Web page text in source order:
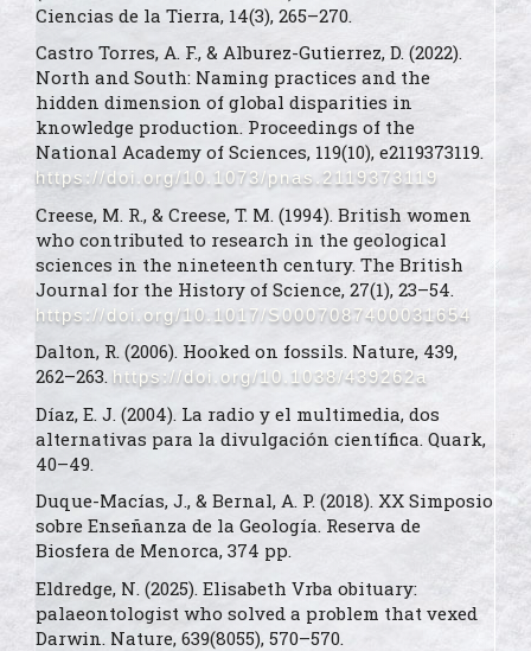
Ciencias de la Tierra, 14(3), 265–270.
Castro Torres, A. F., & Alburez-Gutierrez, D. (2022).
North and South: Naming practices and the
hidden dimension of global disparities in
knowledge production. Proceedings of the
National Academy of Sciences, 119(10), e2119373119.
https://doi.org/10.1073/pnas.2119373119
Creese, M. R., & Creese, T. M. (1994). British women
who contributed to research in the geological
sciences in the nineteenth century. The British
Journal for the History of Science, 27(1), 23–54.
https://doi.org/10.1017/S0007087400031654
Dalton, R. (2006). Hooked on fossils. Nature, 439,
262–263. https://doi.org/10.1038/439262a
Díaz, E. J. (2004). La radio y el multimedia, dos
alternativas para la divulgación científica. Quark,
40–49.
Duque-Macías, J., & Bernal, A. P. (2018). XX Simposio
sobre Enseñanza de la Geología. Reserva de
Biosfera de Menorca, 374 pp.
Eldredge, N. (2025). Elisabeth Vrba obituary:
palaeontologist who solved a problem that vexed
Darwin. Nature, 639(8055), 570–570.